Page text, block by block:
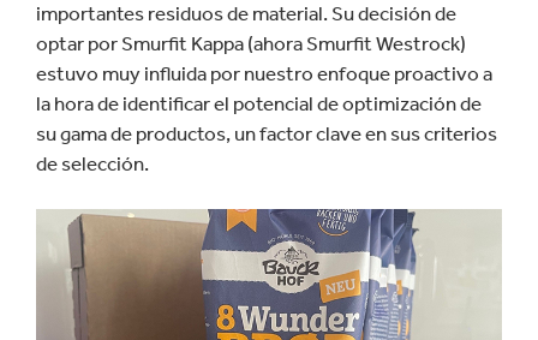
importantes residuos de material. Su decisión de
optar por Smurfit Kappa (ahora Smurfit Westrock)
estuvo muy influida por nuestro enfoque proactivo a
la hora de identificar el potencial de optimización de
su gama de productos, un factor clave en sus criterios
de selección.